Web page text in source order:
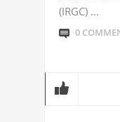
(IRGC) ...
0